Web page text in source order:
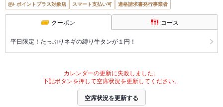
ポイントプラス対象店
スマート支払い可 適格請求書発行事業者
クーポン コース
平日限定！たっぷりネギの縛り牛タンが１円！
カレンダーの更新に失敗しました。
下記ボタンを押して空席状況を更新してください。
空席状況を更新する